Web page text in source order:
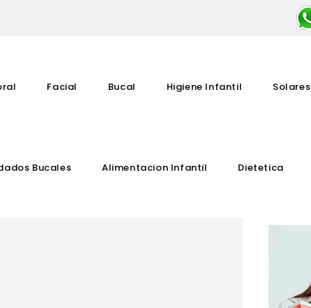
Facial Bucal Higiene Infantil Solares
Bucales Alimentacion Infantil Dietetica